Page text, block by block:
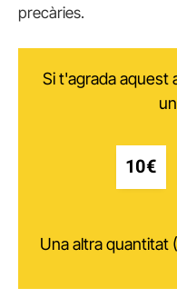
precàries.
Si t'agrada aquest
10€
Una altra quantitat